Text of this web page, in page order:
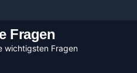
Fragen​
wichtigsten Fragen